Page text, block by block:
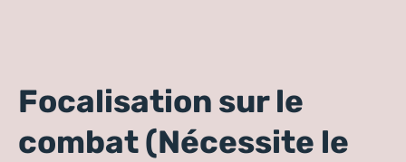
Focalisation sur le
combat (Nécessite le